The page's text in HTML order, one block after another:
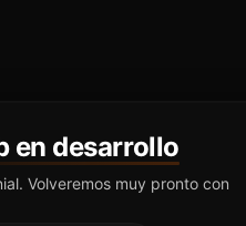
en desarrollo
Volveremos muy pronto con